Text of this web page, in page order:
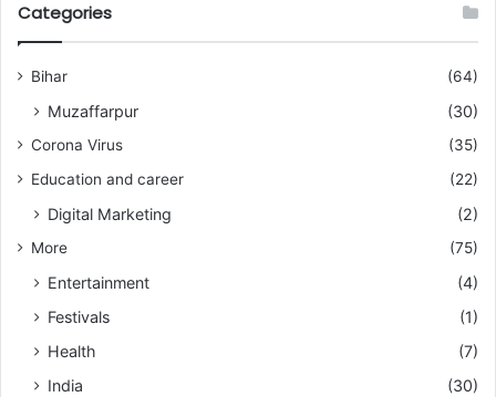
Categories
Bihar (64)
Muzaffarpur (30)
Corona Virus
(35)
Education and career
(22)
Digital Marketing (2)
More (75)
Entertainment
(4)
Festivals
(1)
Health
(7)
India
(30)